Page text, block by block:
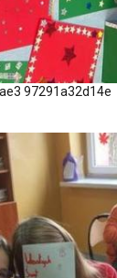
97291a32d14e